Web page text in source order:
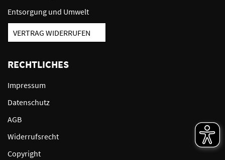
Entsorgung und Umwelt
VERTRAG WIDERRUFEN
RECHTLICHES
Impressum
Datenschutz
AGB
Widerrufsrecht
Copyright